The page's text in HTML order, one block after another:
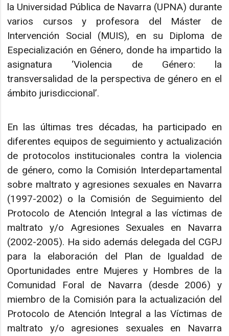
la Universidad Pública de Navarra (UPNA) durante
varios cursos y profesora del Máster de
Intervención Social (MUIS), en su Diploma de
Especialización en Género, donde ha impartido la
asignatura ‘Violencia de Género: la
transversalidad de la perspectiva de género en el
ámbito jurisdiccional’.
En las últimas tres décadas, ha participado en
diferentes equipos de seguimiento y actualización
de protocolos institucionales contra la violencia
de género, como la Comisión Interdepartamental
sobre maltrato y agresiones sexuales en Navarra
(1997-2002) o la Comisión de Seguimiento del
Protocolo de Atención Integral a las víctimas de
maltrato y/o Agresiones Sexuales en Navarra
(2002-2005). Ha sido además delegada del CGPJ
para la elaboración del Plan de Igualdad de
Oportunidades entre Mujeres y Hombres de la
Comunidad Foral de Navarra (desde 2006) y
miembro de la Comisión para la actualización del
Protocolo de Atención Integral a las Víctimas de
maltrato y/o agresiones sexuales en Navarra